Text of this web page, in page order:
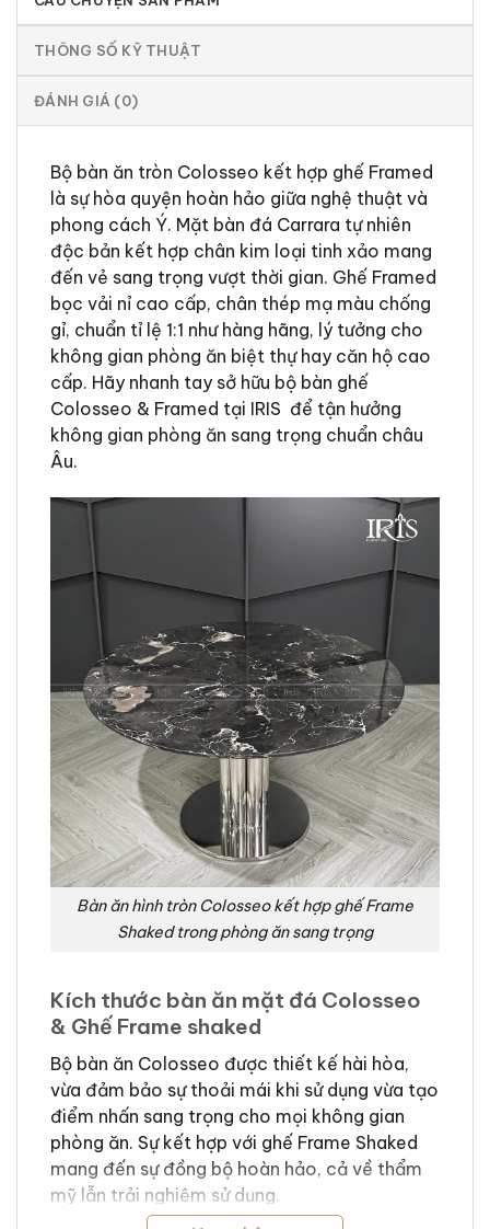
ĐÁNH GIÁ (0)
THÔNG SỐ KỸ THUẬT
Bộ bàn ăn tròn Colosseo kết hợp ghế Framed
là sự hòa quyện hoàn hảo giữa nghệ thuật và
phong cách Ý. Mặt bàn đá Carrara tự nhiên
độc bản kết hợp chân kim loại tinh xảo mang
đến vẻ sang trọng vượt thời gian. Ghế Framed
bọc vải nỉ cao cấp, chân thép mạ màu chống
gỉ, chuẩn tỉ lệ 1:1 như hàng hãng, lý tưởng cho
không gian phòng ăn biệt thự hay căn hộ cao
cấp. Hãy nhanh tay sở hữu bộ bàn ghế
Colosseo & Framed tại IRIS để tận hưởng
không gian phòng ăn sang trọng chuẩn châu
Âu.
Bàn ăn hình tròn Colosseo kết hợp ghế Frame
Shaked trong phòng ăn sang trọng
Kích thước bàn ăn mặt đá Colosseo
& Ghế Frame shaked
Bộ bàn ăn Colosseo được thiết kế hài hòa,
vừa đảm bảo sự thoải mái khi sử dụng vừa tạo
điểm nhấn sang trọng cho mọi không gian
phòng ăn. Sự kết hợp với ghế Frame Shaked
mang đến sự đồng bộ hoàn hảo, cả về thẩm
mỹ lẫn trải nghiệm sử dụng.